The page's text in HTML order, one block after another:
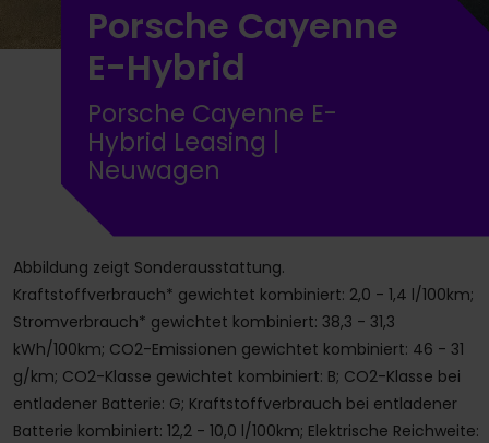
Porsche Cayenne
E-Hybrid
Porsche Cayenne E-
Hybrid Leasing |
Neuwagen
Abbildung zeigt Sonderausstattung.
Kraftstoffverbrauch* gewichtet kombiniert: 2,0 - 1,4 l/100km;
Stromverbrauch* gewichtet kombiniert: 38,3 - 31,3
kWh/100km; CO2-Emissionen gewichtet kombiniert: 46 - 31
g/km; CO2-Klasse gewichtet kombiniert: B; CO2-Klasse bei
entladener Batterie: G; Kraftstoffverbrauch bei entladener
Batterie kombiniert: 12,2 - 10,0 l/100km; Elektrische Reichweite: